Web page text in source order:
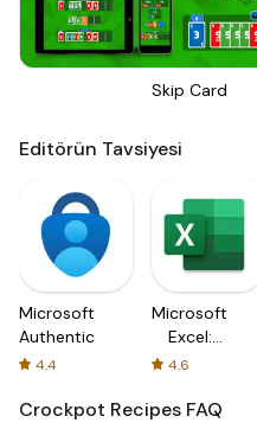
Skip Card
Editörün Tavsiyesi
Microsoft
Authenticator
4.4
Microsoft
Excel:
Spreadsheets
4.6
Crockpot Recipes FAQ